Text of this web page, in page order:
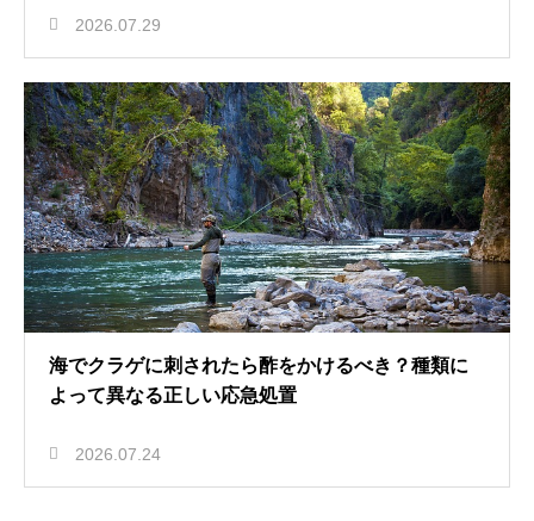
2026.07.29
海でクラゲに刺されたら酢をかけるべき？種類に
よって異なる正しい応急処置
2026.07.24